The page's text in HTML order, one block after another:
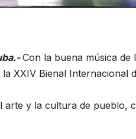
Con la buena música de
XXIV Bienal Internacional
arte y la cultura de pueblo,